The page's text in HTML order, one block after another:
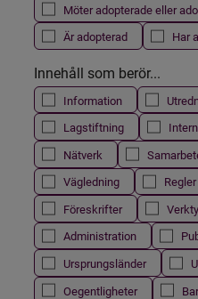
Möter adopterade eller
Är adopterad
Har
Innehåll som berör...
Information
Lagstiftning
Nätverk
Vägledning
Regler
Föreskrifter
Administration
Ursprungsländer
Oegentligheter